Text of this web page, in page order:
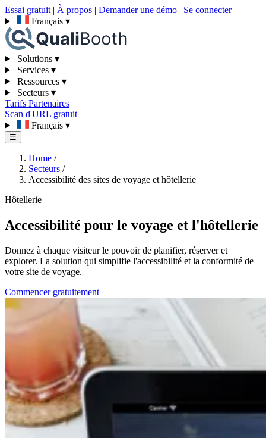
Essai gratuit | À propos | Demander une démo | Se connecter |
Français ▾
Solutions ▾
Services ▾
Ressources ▾
Secteurs ▾
Tarifs Partenaires
Scan d'URL gratuit
Français ▾
☰
Home /
Secteurs /
Accessibilité des sites de voyage et hôtellerie
Hôtellerie
Accessibilité pour le voyage et l'hôtellerie
Donnez à chaque visiteur le pouvoir de planifier, réserver et
explorer. La solution qui simplifie l'accessibilité et la conformité de
votre site de voyage.
Commencer gratuitement